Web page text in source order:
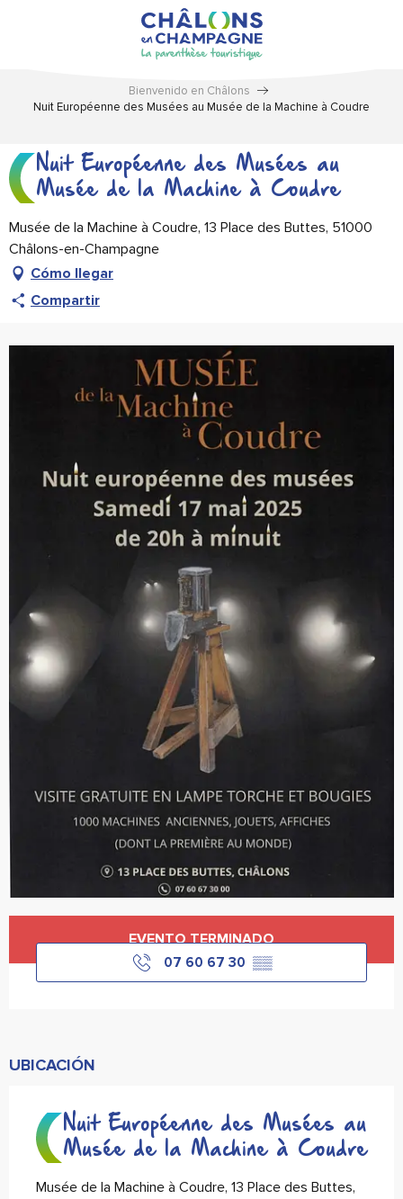
Bienvenido en Châlons
Nuit Européenne des Musées au Musée de la Machine à Coudre
Nuit Européenne des Musées au
Musée de la Machine à Coudre
Musée de la Machine à Coudre, 13 Place des Buttes, 51000
Châlons-en-Champagne
Cómo llegar
Compartir
EVENTO TERMINADO
07 60 67 30 ▒▒
UBICACIÓN
Nuit Européenne des Musées au
Musée de la Machine à Coudre
Musée de la Machine à Coudre, 13 Place des Buttes,